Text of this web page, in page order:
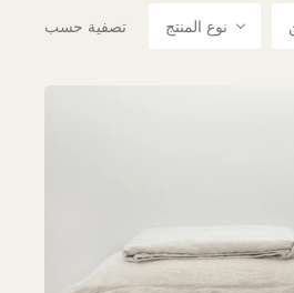
تصفية حسب نوع المنتج